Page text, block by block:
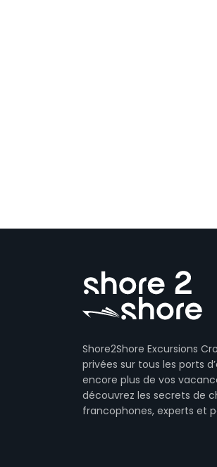
Shore2Shore Excursions
privées sur tous les ports
encore plus de vos
découvrez les secrets de
francophones, experts et